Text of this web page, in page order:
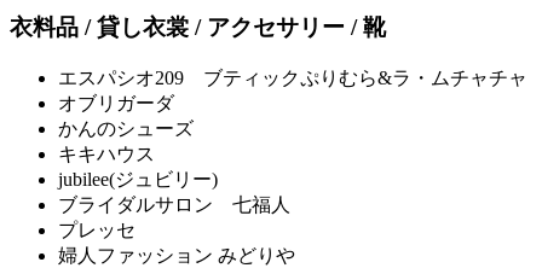
衣料品 / 貸し衣裳 / アクセサリー / 靴
エスパシオ209 ブティックぷりむら&ラ・ムチャチャ
オブリガーダ
かんのシューズ
キキハウス
jubilee(ジュビリー)
ブライダルサロン 七福人
プレッセ
婦人ファッション みどりや